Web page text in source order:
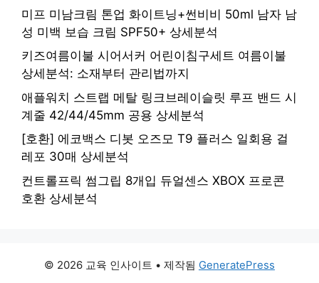
미프 미남크림 톤업 화이트닝+썬비비 50ml 남자 남
성 미백 보습 크림 SPF50+ 상세분석
키즈여름이불 시어서커 어린이침구세트 여름이불
상세분석: 소재부터 관리법까지
애플워치 스트랩 메탈 링크브레이슬릿 루프 밴드 시
계줄 42/44/45mm 공용 상세분석
[호환] 에코백스 디봇 오즈모 T9 플러스 일회용 걸
레포 30매 상세분석
컨트롤프릭 썸그립 8개입 듀얼센스 XBOX 프로콘
호환 상세분석
© 2026 교육 인사이트 • 제작됨 GeneratePress